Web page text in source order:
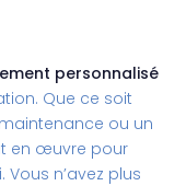
personnalisé
Que ce soit
ou un
en œuvre pour
n’avez plus